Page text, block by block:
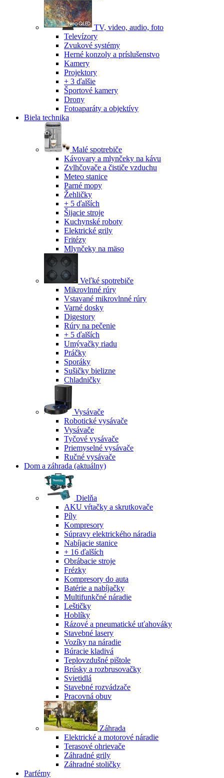
TV, video, audio, foto
Televízory
Zvukové systémy
Herné konzoly a príslušenstvo
Kamery
Projektory
+ 3 ďalšie
Športové kamery
Drony
Fotoaparáty a objektívy
Biela technika
Malé spotrebiče
Kávovary a mlynčeky na kávu
Zvlhčovače a čističe vzduchu
Meteo stanice
Parné mopy
Žehličky
+ 5 ďalších
Šijacie stroje
Kuchynské roboty
Elektrické grily
Fritézy
Mlynčeky na mäso
Veľké spotrebiče
Mikrovlnné rúry
Vstavané mikrovlnné rúry
Varné dosky
Digestory
Rúry na pečenie
+ 5 ďalších
Umývačky riadu
Práčky
Sporáky
Sušičky bielizne
Chladničky
Vysávače
Robotické vysávače
Vysávače
Tyčové vysávače
Priemyselné vysávače
Ručné vysávače
Dom a záhrada (aktuálny)
Dielňa
AKU vŕtačky a skrutkovače
Píly
Kompresory
Súpravy elektrického náradia
Nabíjacie stanice
+ 16 ďalších
Obrábacie stroje
Frézky
Kompresory do auta
Batérie a nabíjačky
Multifunkčné náradie
Leštičky
Hoblíky
Rázové a pneumatické uťahováky
Stavebné lasery
Vozíky na náradie
Búracie kladivá
Teplovzdušné pištole
Brúsky a rozbrusovačky
Svietidlá
Stavebné rozvádzače
Pracovná obuv
Záhrada
Elektrické a motorové náradie
Terasové ohrievače
Záhradné grily
Záhradné stoličky
Parfémy